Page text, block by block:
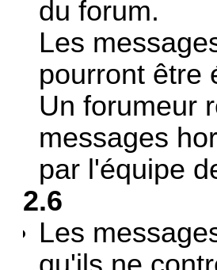
du forum.
Les
pourront être
Un forumeur
messages
par l'équipe
2.6
Les